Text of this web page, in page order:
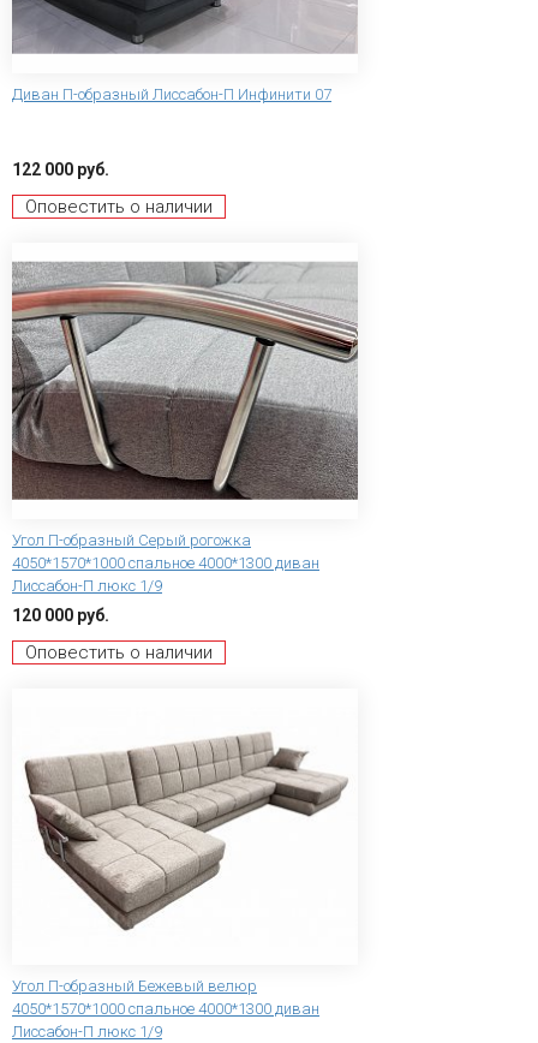
Диван П-образный Лиссабон-П Инфинити 07
122 000 руб.
Оповестить о наличии
Угол П-образный Серый рогожка
4050*1570*1000 спальное 4000*1300 диван
Лиссабон-П люкс 1/9
120 000 руб.
Оповестить о наличии
Угол П-образный Бежевый велюр
4050*1570*1000 спальное 4000*1300 диван
Лиссабон-П люкс 1/9